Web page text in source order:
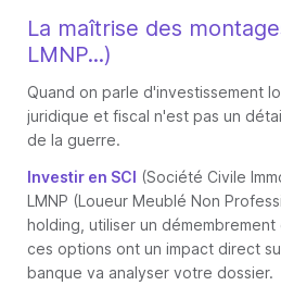
La maîtrise des
LMNP...)
Quand on parle d'investissement
juridique et fiscal n'est pas un
de la guerre.
Investir en SCI (Société Civile
LMNP (Loueur Meublé Non
holding, utiliser un
ces options ont un impact direct
banque va analyser votre dossier.